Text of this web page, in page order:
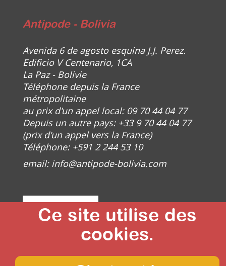
Antipode - Bolivia
Avenida 6 de agosto esquina J.J. Perez.
Edificio V Centenario, 1CA
La Paz - Bolivie
Téléphone depuis la France
métropolitaine
au prix d'un appel local: 09 70 44 04 77
Depuis un autre pays: +33 9 70 44 04 77
(prix d'un appel vers la France)
Téléphone: +591 2 244 53 10
email: info@antipode-bolivia.com
Ce site utilise des
cookies.